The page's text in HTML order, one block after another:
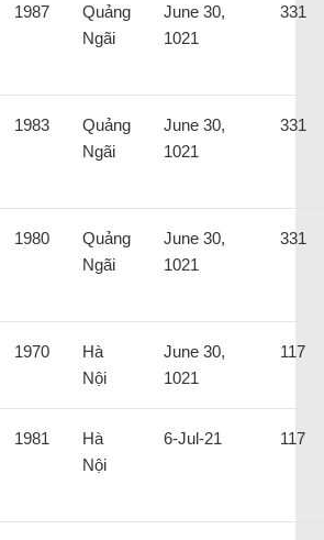
1987
Quảng
Ngãi
June 30,
1021
331
1983
Quảng
Ngãi
June 30,
1021
331
1980
Quảng
Ngãi
June 30,
1021
331
1970
Hà
Nội
June 30,
1021
117
1981
Hà
Nội
6-Jul-21 117